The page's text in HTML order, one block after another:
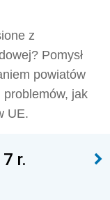
z
Pomysł
powiatów
problemów, jak
UE.
r.